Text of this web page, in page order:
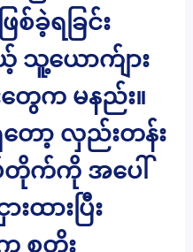
စ်ခဲ့ရခြင်း
သူ့ယောက်ျား
တွေက မနည်း။
ော့ လှည်းတန်း
က်ကို အပေါ်
ထားပြီး
စတိုး